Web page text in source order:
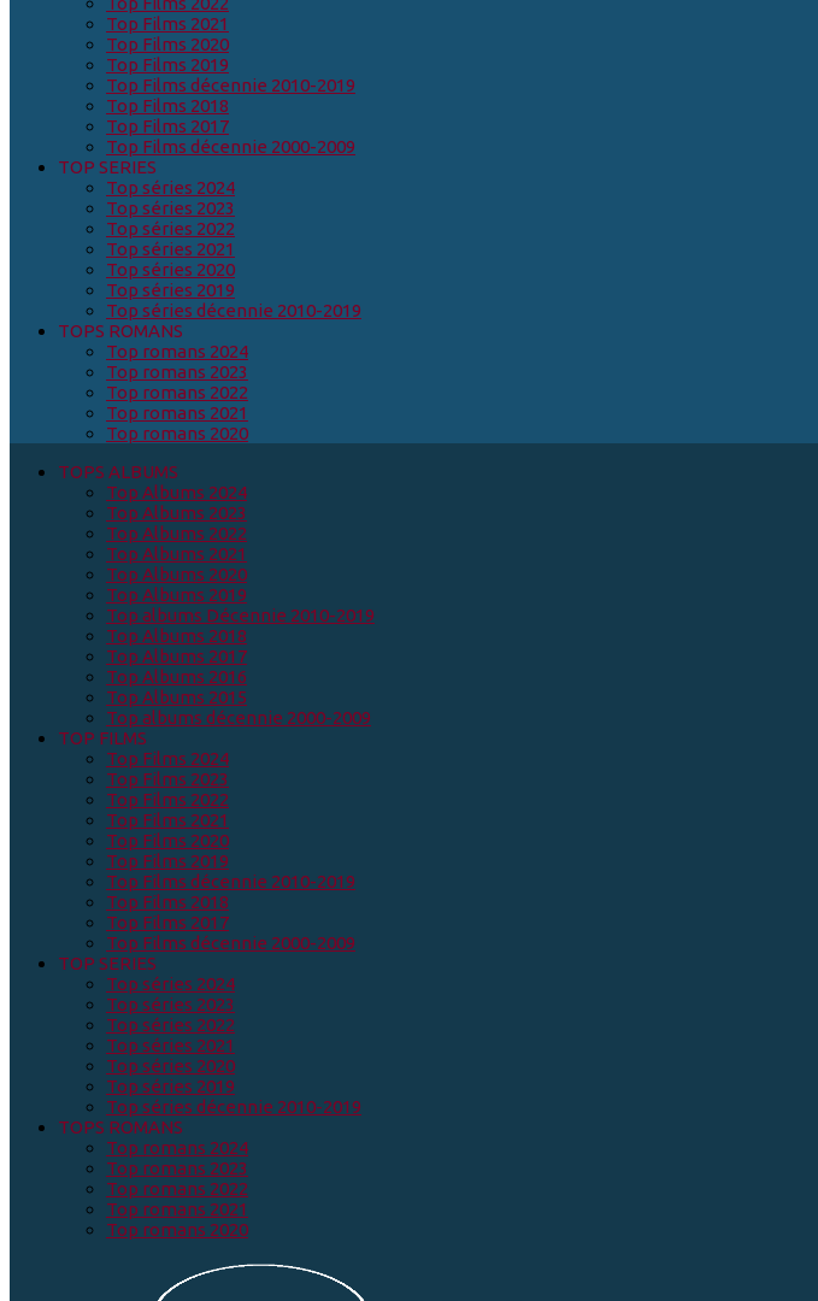
Top Films 2021
Top Films 2020
Top Films 2019
Top Films décennie 2010-2019
Top Films 2018
Top Films 2017
Top Films décennie 2000-2009
TOP SERIES
Top séries 2024
Top séries 2023
Top séries 2022
Top séries 2021
Top séries 2020
Top séries 2019
Top séries décennie 2010-2019
TOPS ROMANS
Top romans 2024
Top romans 2023
Top romans 2022
Top romans 2021
Top romans 2020
TOPS ALBUMS
Top Albums 2024
Top Albums 2023
Top Albums 2022
Top Albums 2021
Top Albums 2020
Top Albums 2019
Top albums Décennie 2010-2019
Top Albums 2018
Top Albums 2017
Top Albums 2016
Top Albums 2015
Top albums décennie 2000-2009
TOP FILMS
Top Films 2024
Top Films 2023
Top Films 2022
Top Films 2021
Top Films 2020
Top Films 2019
Top Films décennie 2010-2019
Top Films 2018
Top Films 2017
Top Films décennie 2000-2009
TOP SERIES
Top séries 2024
Top séries 2023
Top séries 2022
Top séries 2021
Top séries 2020
Top séries 2019
Top séries décennie 2010-2019
TOPS ROMANS
Top romans 2024
Top romans 2023
Top romans 2022
Top romans 2021
Top romans 2020